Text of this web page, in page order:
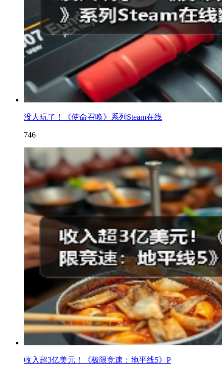
没人玩了！《使命召唤》系列Steam在线
746
收入超3亿美元！《极限竞速：地平线5》P